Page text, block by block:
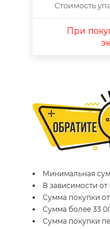
Стоимость
При
Минимальная
В зависимости
Сумма покупки от
Сумма более 33
Сумма покупки